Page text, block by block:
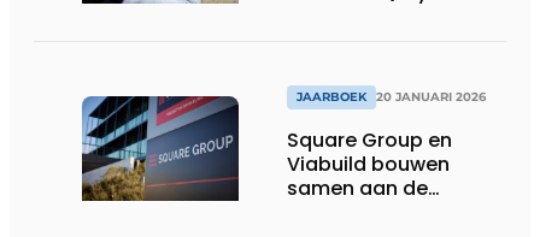
JAARBOEK 20 JANUARI 2026
Square Group en
Viabuild bouwen
samen aan de